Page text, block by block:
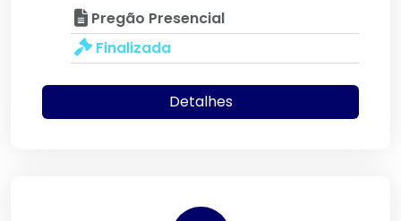
Pregão Presencial
Finalizada
Detalhes